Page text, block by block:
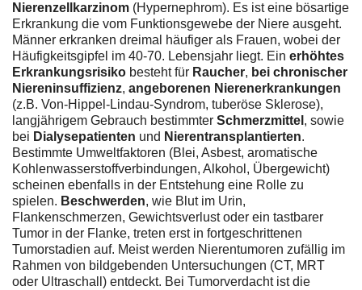
Nierenzellkarzinom (Hypernephrom). Es ist eine bösartige
Erkrankung die vom Funktionsgewebe der Niere ausgeht.
Männer erkranken dreimal häufiger als Frauen, wobei der
Häufigkeitsgipfel im 40-70. Lebensjahr liegt. Ein erhöhtes
Erkrankungsrisiko besteht für Raucher, bei chronischer
Niereninsuffizienz, angeborenen Nierenerkrankungen
(z.B. Von-Hippel-Lindau-Syndrom, tuberöse Sklerose),
langjährigem Gebrauch bestimmter Schmerzmittel , sowie
bei Dialysepatienten und Nierentransplantierten.
Bestimmte Umweltfaktoren (Blei, Asbest, aromatische
Kohlenwasserstoffverbindungen, Alkohol, Übergewicht)
scheinen ebenfalls in der Entstehung eine Rolle zu
spielen. Beschwerden, wie Blut im Urin,
Flankenschmerzen, Gewichtsverlust oder ein tastbarer
Tumor in der Flanke, treten erst in fortgeschrittenen
Tumorstadien auf. Meist werden Nierentumoren zufällig im
Rahmen von bildgebenden Untersuchungen (CT, MRT
oder Ultraschall) entdeckt. Bei Tumorverdacht ist die